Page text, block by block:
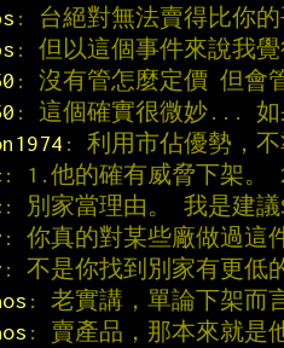
: 台絕對無法賣得比你
: 但以這個事件來說我覺
: 沒有管怎麼定價 但會
: 這個確實很微妙... 如
: 利用市佔優勢，
: 1.他的確有威脅下架。
: 別家當理由。 我是建議
: 你真的對某些廠做過這
: 不是你找到別家有更低
: 老實講，單論下架而
: 賣產品，那本來就是